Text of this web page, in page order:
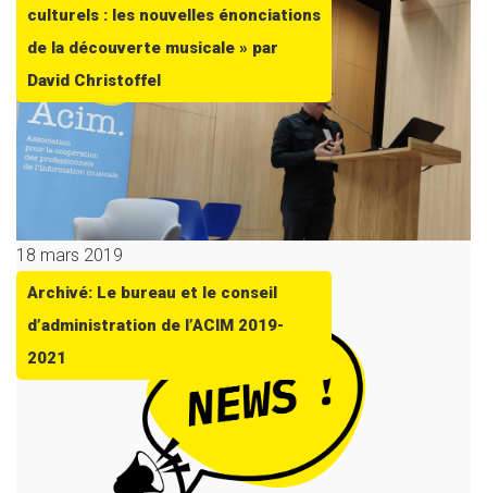
culturels : les nouvelles énonciations
de la découverte musicale » par
David Christoffel
18 mars 2019
Archivé: Le bureau et le conseil
d’administration de l’ACIM 2019-
2021